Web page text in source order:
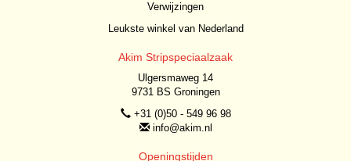
Verwijzingen
Leukste winkel van Nederland
Akim Stripspeciaalzaak
Ulgersmaweg 14
9731 BS Groningen
+31 (0)50 - 549 96 98
info@akim.nl
Openingstijden